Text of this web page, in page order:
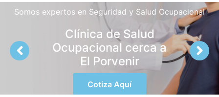
Somos expertos en Seguridad y Salud Ocupacional
Clínica de Salud
Ocupacional cerca a
El Porvenir
Cotiza Aquí